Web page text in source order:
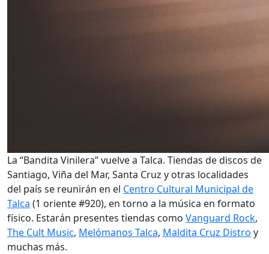
La “Bandita Vinilera” vuelve a Talca. Tiendas de discos de
Santiago, Viña del Mar, Santa Cruz y otras localidades
del país se reunirán en el Centro Cultural Municipal de
Talca (1 oriente #920), en torno a la música en formato
físico. Estarán presentes tiendas como Vanguard Rock,
The Cult Music, Melómanos Talca, Maldita Cruz Distro y
muchas más.